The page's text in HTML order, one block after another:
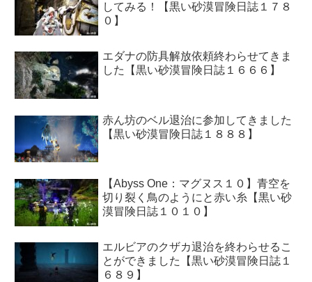
してみる！【黒い砂漠冒険日誌１７８
０】
エダナの防具解放依頼終わらせてきま
した【黒い砂漠冒険日誌１６６６】
赤ん坊のベル退治に参加してきました
【黒い砂漠冒険日誌１８８８】
【Abyss One：マグヌス１０】青空を
切り裂く鳥のようにと赤い糸【黒い砂
漠冒険日誌１０１０】
エルビアのクザカ退治を終わらせるこ
とができました【黒い砂漠冒険日誌１
６８９】